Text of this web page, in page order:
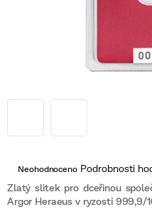
Zlatý slitek pro dceřinou
Argor Heraeus v ryzosti 999,9/
Průměrné
produktu
je
0,0
Neohodnoceno Podrobnosti